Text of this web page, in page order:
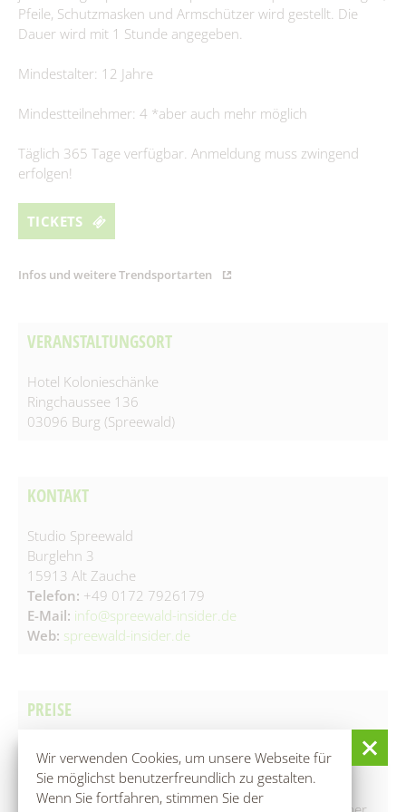
Fundtiere
Spielplätze
Tourismus
Wir verwenden Cookies, um unsere Webseite für
Sie möglichst benutzerfreundlich zu gestalten.
Wenn Sie fortfahren, stimmen Sie der
Pfeile, Schutzmasken und Armschützer wird gestellt. Die
Dauer wird mit 1 Stunde angegeben.
Mindestalter: 12 Jahre
Mindestteilnehmer: 4 *aber auch mehr möglich
Täglich 365 Tage verfügbar. Anmeldung muss zwingend
erfolgen!
TICKETS
Infos und weitere Trendsportarten
VERANSTALTUNGSORT
Hotel Kolonieschänke
Ringchaussee 136
03096 Burg (Spreewald)
KONTAKT
Studio Spreewald
Burglehn 3
15913 Alt Zauche
Telefon: +49 0172 7926179
E-Mail: info@spreewald-insider.de
Web: spreewald-insider.de
PREISE
Erwachsene: 30 €
Beschreibung: Regulärer Einzelpreis /Stunde